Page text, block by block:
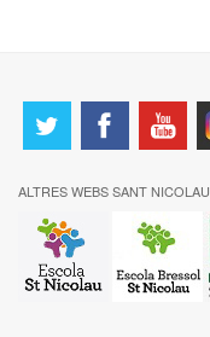
ALTRES WEBS SANT NICOLAU